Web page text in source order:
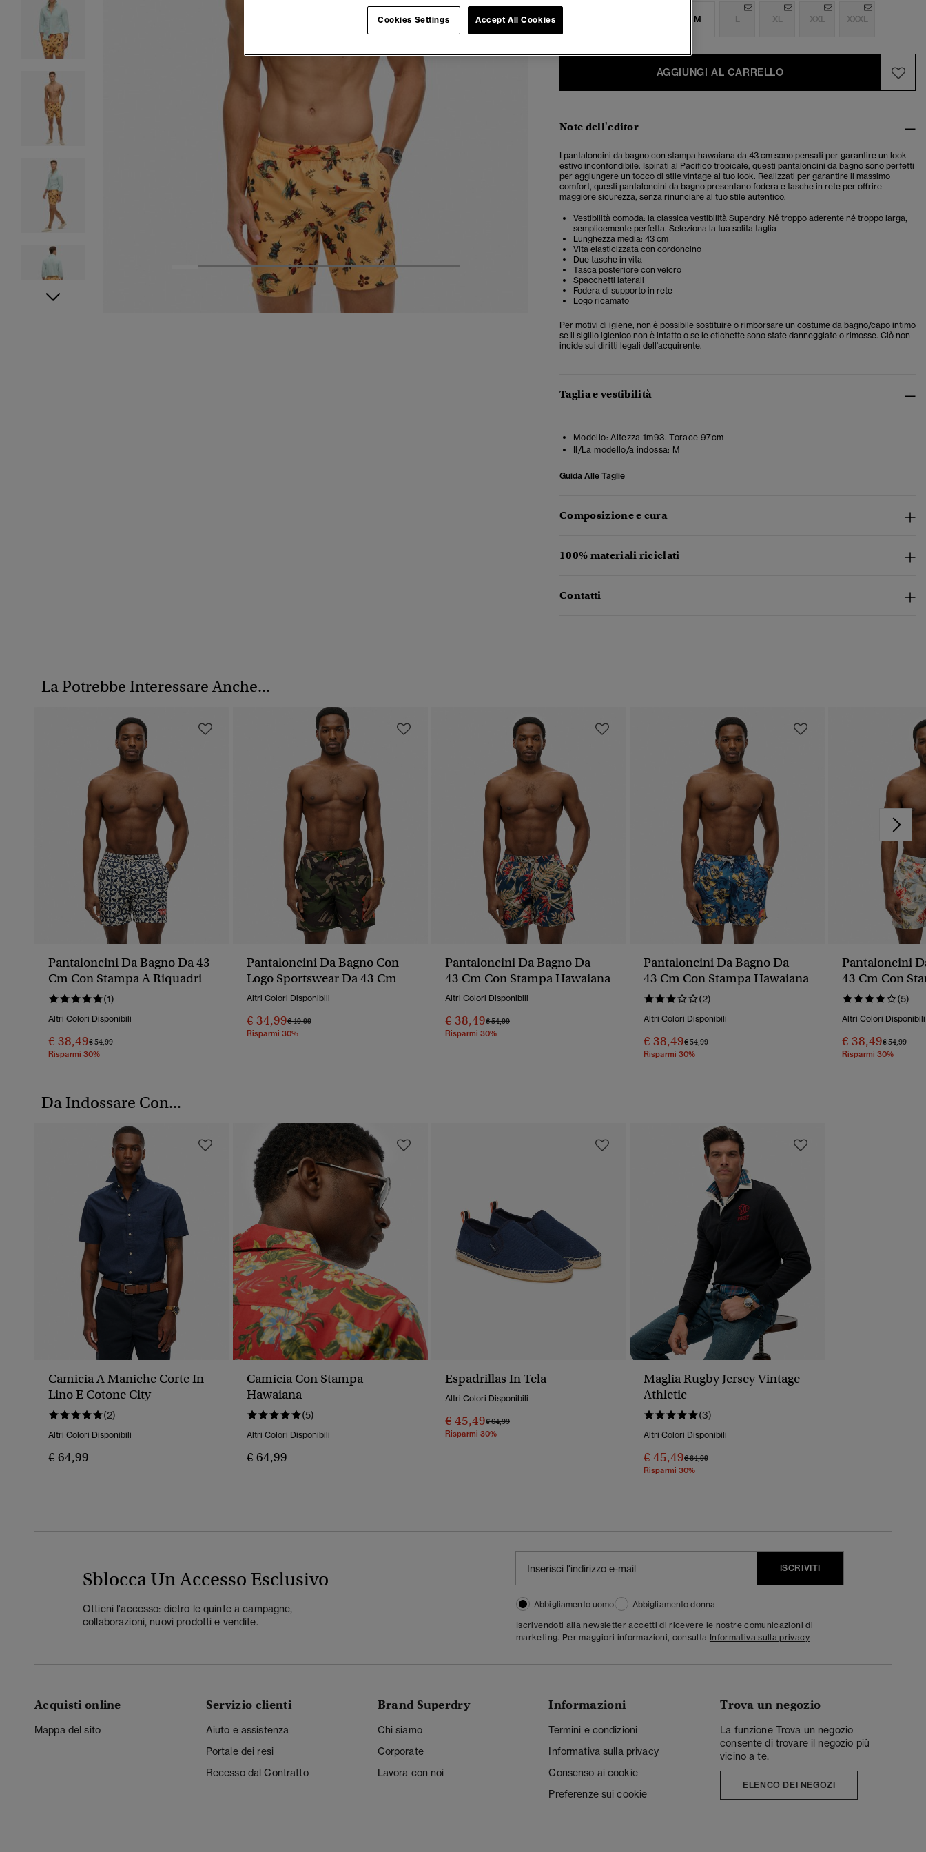
4 5 6 7 8 9
M L XL XXL XXXL
AGGIUNGI AL CARRELLO
Note dell'editor
I pantaloncini da bagno con stampa hawaiana da 43 cm sono pensati per garantire un look
estivo inconfondibile. Ispirati al Pacifico tropicale, questi pantaloncini da bagno sono perfetti
per aggiungere un tocco di stile vintage al tuo look. Realizzati per garantire il massimo
comfort, questi pantaloncini da bagno presentano fodera e tasche in rete per offrire
maggiore sicurezza, senza rinunciare al tuo stile autentico.
Vestibilità comoda: la classica vestibilità Superdry. Né troppo aderente né troppo larga,
semplicemente perfetta. Seleziona la tua solita taglia
Lunghezza media: 43 cm
Vita elasticizzata con cordoncino
Due tasche in vita
Tasca posteriore con velcro
Spacchetti laterali
Fodera di supporto in rete
Logo ricamato
Per motivi di igiene, non è possibile sostituire o rimborsare un costume da bagno/capo intimo
se il sigillo igienico non è intatto o se le etichette sono state danneggiate o rimosse. Ciò non
incide sui diritti legali dell'acquirente.
Taglia e vestibilità
Modello: Altezza 1m93. Torace 97cm
Il/La modello/a indossa: M
Guida Alle Taglie
Composizione e cura
100% materiali riciclati
Contatti
La Potrebbe Interessare Anche...
Pantaloncini Da Bagno Da 43
Cm Con Stampa A Riquadri
(1)
Altri Colori Disponibili
€ 38,49Prezzo Ridotto Da
€ 54,99A
Risparmi 30%
Pantaloncini Da Bagno Con
Logo Sportswear Da 43 Cm
Altri Colori Disponibili
€ 34,99Prezzo Ridotto Da
€ 49,99A
Risparmi 30%
Pantaloncini Da Bagno Da
43 Cm Con Stampa Hawaiana
Altri Colori Disponibili
€ 38,49Prezzo Ridotto Da
€ 54,99A
Risparmi 30%
Pantaloncini Da Bagno Da
43 Cm Con Stampa Hawaiana
(2)
Altri Colori Disponibili
€ 38,49Prezzo Ridotto Da
€ 54,99A
Risparmi 30%
Pantaloncini
43 Cm Con
(5)
Altri Colori Disponibili
€ 38,49Prezzo
€ 54,99A
Risparmi 30%
Da Indossare Con...
Camicia A Maniche Corte In
Lino E Cotone City
(2)
Altri Colori Disponibili
€ 64,99
Camicia Con Stampa
Hawaiana
(5)
Altri Colori Disponibili
€ 64,99
Espadrillas In Tela
Altri Colori Disponibili
€ 45,49Prezzo Ridotto Da
€ 64,99A
Risparmi 30%
Maglia Rugby Jersey Vintage
Athletic
(3)
Altri Colori Disponibili
€ 45,49Prezzo Ridotto Da
€ 64,99A
Risparmi 30%
Sblocca Un Accesso Esclusivo
Ottieni l'accesso: dietro le quinte a campagne,
collaborazioni, nuovi prodotti e vendite.
ISCRIVITI
Abbigliamento uomo
Abbigliamento donna
Iscrivendoti alla newsletter accetti di ricevere le nostre comunicazioni di
marketing. Per maggiori informazioni, consulta Informativa sulla privacy
Acquisti online
Mappa del sito
Servizio clienti
Aiuto e assistenza
Portale dei resi
Recesso dal Contratto
Brand Superdry
Chi siamo
Corporate
Lavora con noi
Informazioni
Termini e condizioni
Informativa sulla privacy
Consenso ai cookie
Preferenze sui cookie
Trova un negozio
La funzione Trova un negozio
consente di trovare il negozio più
vicino a te.
ELENCO DEI NEGOZI
Cookies Settings Accept All Cookies